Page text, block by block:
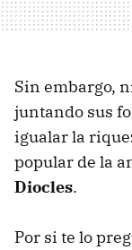
Sin embargo,
juntando sus
igualar la
popular de la
Diocles.
Por si te lo